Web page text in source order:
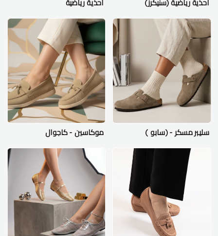
احذية رياضية (سنيكرز) احذية رياضية
سليبر مسكر - (سابو ) موكاسين - كاجوال